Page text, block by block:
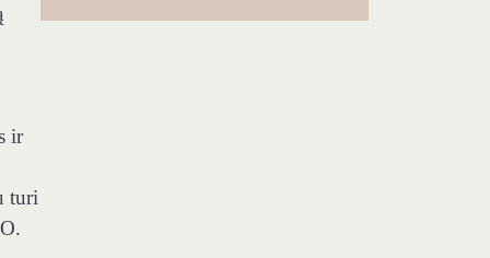
ir
turi